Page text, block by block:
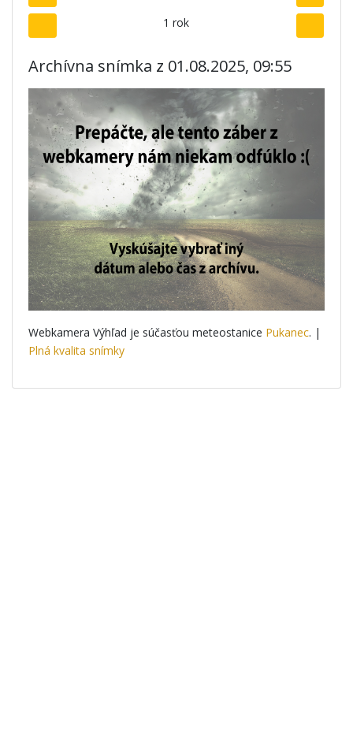
1 rok
Archívna snímka z 01.08.2025, 09:55
Webkamera Výhľad je súčasťou meteostanice Pukanec. |
Plná kvalita snímky